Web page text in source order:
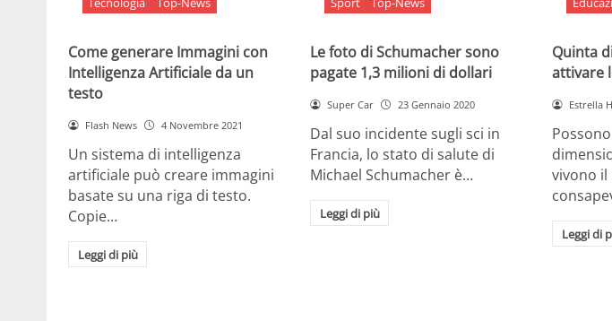
Come generare Immagini con
Intelligenza Artificiale da un
testo
Flash News 4 Novembre 2021
Un sistema di intelligenza
artificiale può creare immagini
basate su una riga di testo.
Copie…
Leggi di più
Le foto di Schumacher sono
pagate 1,3 milioni di dollari
Super Car 23 Gennaio 2020
Dal suo incidente sugli sci in
Francia, lo stato di salute di
Michael Schumacher è…
Leggi di più
Quinta
attivare
Estrella
vivono
Leggi di